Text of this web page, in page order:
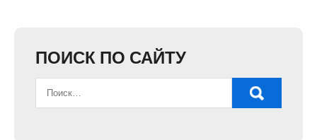
ПОИСК ПО САЙТУ